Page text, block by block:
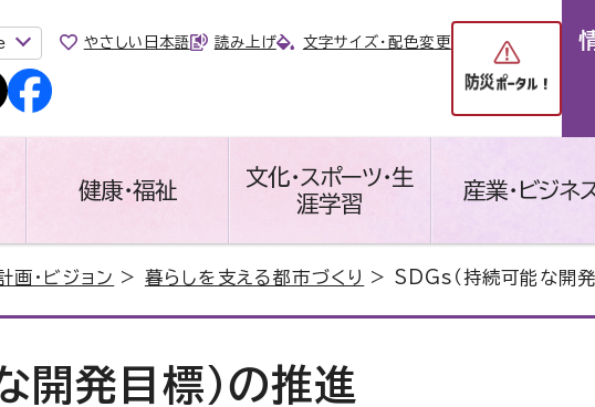
やさしい日本語 読み上げ 文字サイズ・配色変更
健康・福祉
文化・スポーツ・生
涯学習
産業・ビジネ
画・ビジョン > 暮らしを支える都市づくり > SDGs（持続可能な開発
開発目標）の推進